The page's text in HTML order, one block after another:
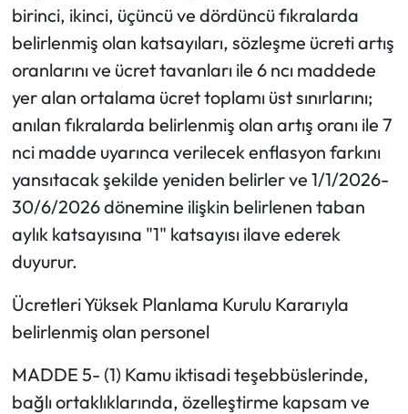
birinci, ikinci, üçüncü ve dördüncü fıkralarda
belirlenmiş olan katsayıları, sözleşme ücreti artış
oranlarını ve ücret tavanları ile 6 ncı maddede
yer alan ortalama ücret toplamı üst sınırlarını;
anılan fıkralarda belirlenmiş olan artış oranı ile 7
nci madde uyarınca verilecek enflasyon farkını
yansıtacak şekilde yeniden belirler ve 1/1/2026-
30/6/2026 dönemine ilişkin belirlenen taban
aylık katsayısına "1" katsayısı ilave ederek
duyurur.
Ücretleri Yüksek Planlama Kurulu Kararıyla
belirlenmiş olan personel
MADDE 5- (1) Kamu iktisadi teşebbüslerinde,
bağlı ortaklıklarında, özelleştirme kapsam ve